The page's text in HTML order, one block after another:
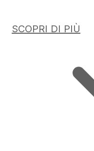
SCOPRI DI PIÙ